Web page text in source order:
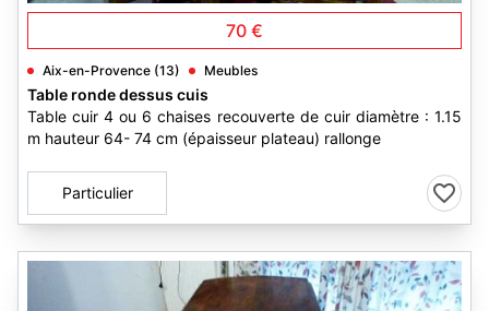
70 €
Aix-en-Provence (13) Meubles
Table ronde dessus cuis
Table cuir 4 ou 6 chaises recouverte de cuir diamètre : 1.15
m hauteur 64- 74 cm (épaisseur plateau) rallonge
Particulier